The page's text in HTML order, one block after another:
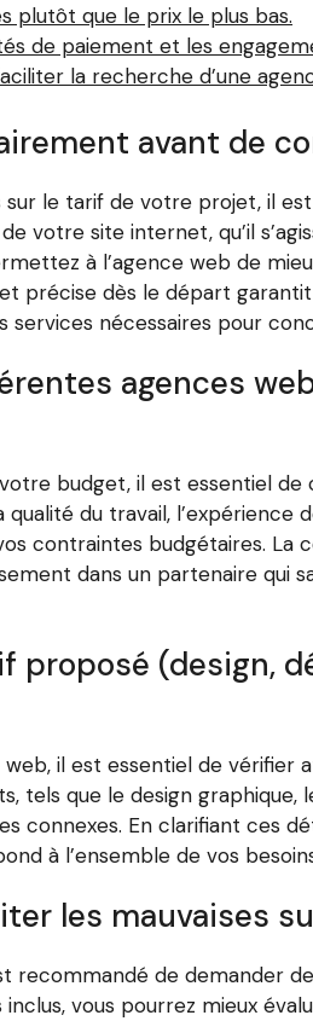
plutôt que le prix le plus bas.
de paiement et les
la recherche d’une
avant de
le tarif de votre projet, il
site internet, qu’il
à l’agence web de
précise dès le départ
nécessaires pour
agences
budget, il est essentiel
du travail, l’expérience
contraintes budgétaires.
dans un partenaire
proposé (design,
il est essentiel de vérifier
tels que le design
connexes. En clarifiant ces
à l’ensemble de vos
les mauvaises
de demander
vous pourrez mieux